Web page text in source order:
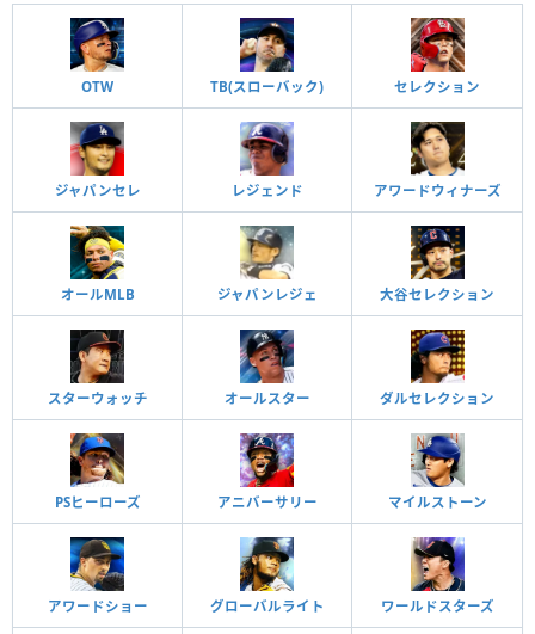
OTW TB(スローバック) セレクション
ジャパンセレ レジェンド アワードウィナーズ
オールMLB ジャパンレジェ 大谷セレクション
スターウォッチ オールスター ダルセレクション
PSヒーローズ アニバーサリー マイルストーン
アワードショー グローバルライト ワールドスターズ